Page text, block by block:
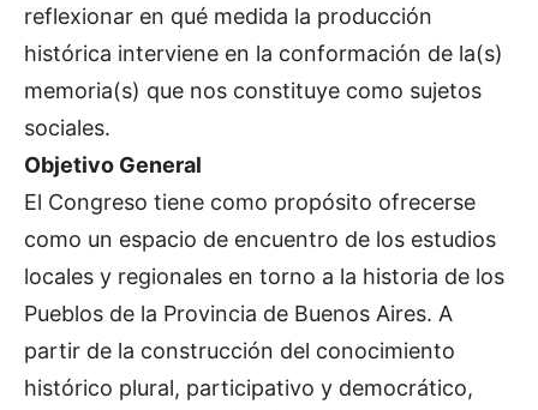
reflexionar en qué medida la producción
histórica interviene en la conformación de la(s)
memoria(s) que nos constituye como sujetos
sociales.
Objetivo General
El Congreso tiene como propósito ofrecerse
como un espacio de encuentro de los estudios
locales y regionales en torno a la historia de los
Pueblos de la Provincia de Buenos Aires. A
partir de la construcción del conocimiento
histórico plural, participativo y democrático,